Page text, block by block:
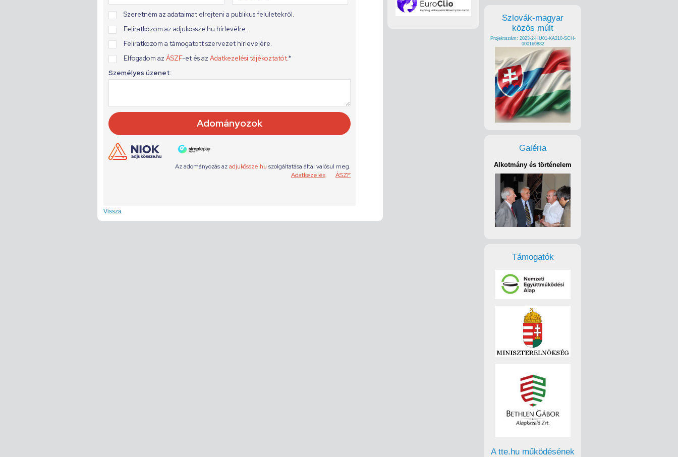
Vissza
Szlovák-magyar
közös múlt
Projektszám: 2023-2-HU01-KA210-SCH-
000169882
Galéria
Alkotmány és történelem
Támogatók
A tte.hu működésének